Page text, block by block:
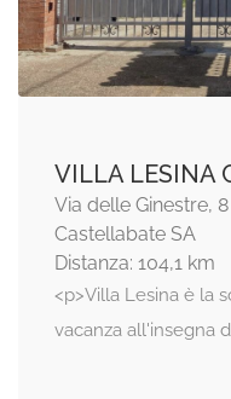
VILLA LESINA
Via delle Ginestre,
Castellabate SA
Distanza: 104,1 km
<p>Villa Lesina è la
vacanza all'insegna